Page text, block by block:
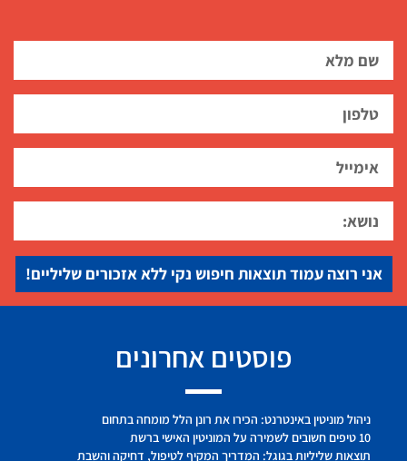
אני רוצה עמוד תוצאות חיפוש נקי ללא אזכורים שליליים!
פוסטים אחרונים
ניהול מוניטין באינטרנט: הכירו את רונן הלל מומחה בתחום
10 טיפים חשובים לשמירה על המוניטין האישי ברשת
תוצאות שליליות בגוגל: המדריך המקיף לטיפול, דחיקה והשבת